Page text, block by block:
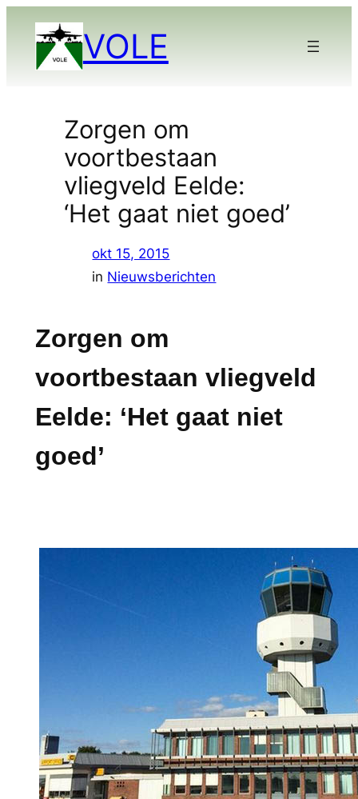
VOLE
Zorgen om
voortbestaan
vliegveld Eelde:
‘Het gaat niet goed’
okt 15, 2015
in Nieuwsberichten
Zorgen om
voortbestaan vliegveld
Eelde: ‘Het gaat niet
goed’